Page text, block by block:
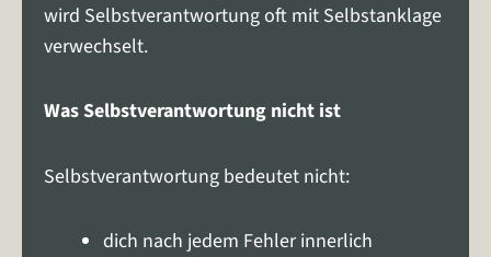
wird Selbstverantwortung oft mit Selbstanklage
verwechselt.
Was Selbstverantwortung nicht ist
Selbstverantwortung bedeutet nicht:
dich nach jedem Fehler innerlich